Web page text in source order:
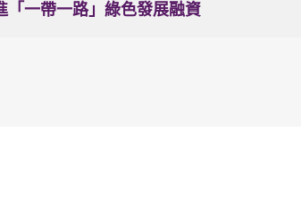
「一帶一路」綠色發展融資